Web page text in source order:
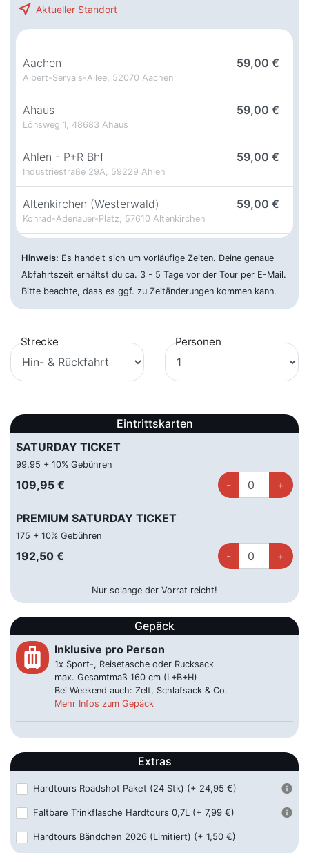
near_me Aktueller Standort
Aachen 59,00 €
Albert-Servais-Allee, 52070 Aachen
Ahaus 59,00 €
Lönsweg 1, 48683 Ahaus
Ahlen - P+R Bhf 59,00 €
Industriestraße 29A, 59229 Ahlen
Altenkirchen (Westerwald) 59,00 €
Konrad-Adenauer-Platz, 57610 Altenkirchen
Anröchte - Bürgerhaus
Arnsberg - Bhf 65,00 €
Clemens-August-Straße 113, 59821 Arnsberg
Attendorn - ZOB 59,00 €
Am Zollstock 19, 57439 Attendorn
Bahnhofstraße 3, 33014 Bad Driburg
Bad Kreuznach 75,00 €
Bad Lippspringe - Parkplatz
Bad Oeynhausen 65,00 €
Königstraße 1-9, 32545 Bad Oeynhausen
Ooser Bahnhofstraße 4, 76532 Baden-Baden
Beckum
Bahnhofstraße 16, 59269 Neu-Beckum
Bendorf - McDonald´s 65,00 €
Bielefeld 65,00 €
Bahnhofsplatz, 33602 Bielefeld
Bitburg-Erdorf
Mainzer Str. 13, 54634 Bitburg
Hinweis: Es handelt sich um vorläufige Zeiten. Deine genaue
Abfahrtszeit erhältst du ca. 3 - 5 Tage vor der Tour per E-Mail.
Bitte beachte, dass es ggf. zu Zeitänderungen kommen kann.
Strecke Personen
Eintrittskarten
SATURDAY TICKET
99.95 + 10% Gebühren
109,95 €
PREMIUM SATURDAY TICKET
175 + 10% Gebühren
192,50 €
Nur solange der Vorrat reicht!
Gepäck
luggage Inklusive pro Person
1x Sport-, Reisetasche oder Rucksack
max. Gesamtmaß 160 cm (L+B+H)
Bei Weekend auch: Zelt, Schlafsack & Co.
Mehr Infos zum Gepäck
Extras
Hardtours Roadshot Paket (24 Stk) (+ 24,95 €)
Faltbare Trinkflasche Hardtours 0,7L (+ 7,99 €)
Hardtours Bändchen 2026 (Limitiert) (+ 1,50 €)